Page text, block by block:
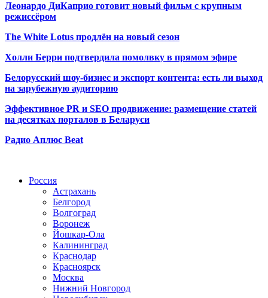
Леонардо ДиКаприо готовит новый фильм с крупным
режиссёром
The White Lotus продлён на новый сезон
Холли Берри подтвердила помолвку в прямом эфире
Белорусский шоу-бизнес и экспорт контента: есть ли выход
на зарубежную аудиторию
Эффективное PR и SEO продвижение: размещение статей
на десятках порталов в Беларуси
Радио Аплюс Beat
Россия
Астрахань
Белгород
Волгоград
Воронеж
Йошкар-Ола
Калининград
Краснодар
Красноярск
Москва
Нижний Новгород